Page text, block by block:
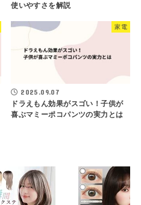
使いやすさを解説
家電
2025.09.07
ドラえもん効果がスゴい！子供が
喜ぶマミーポコパンツの実力とは